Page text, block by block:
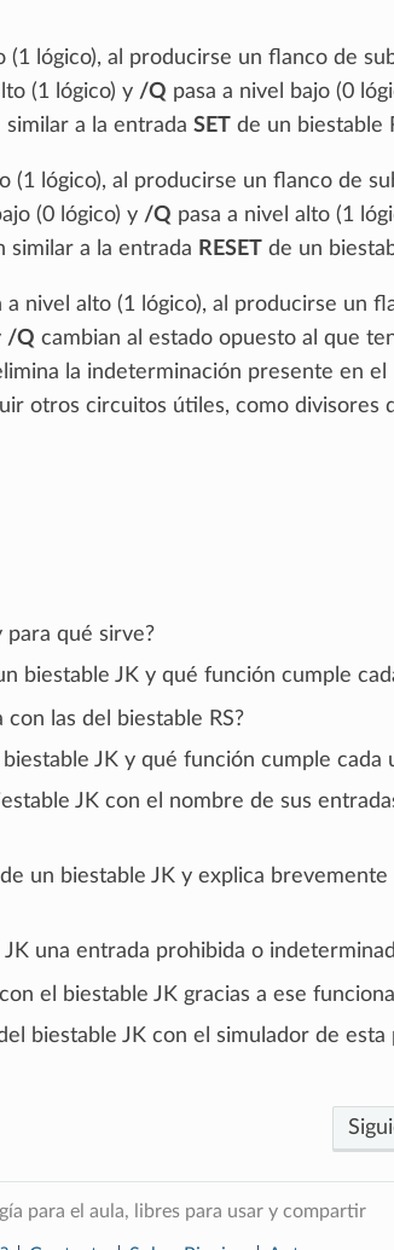
(1 lógico), al producirse un flanco de
(1 lógico) y /Q pasa a nivel bajo (0
a la entrada SET de un biestable
(1 lógico), al producirse un flanco de
(0 lógico) y /Q pasa a nivel alto (1
a la entrada RESET de un
nivel alto (1 lógico), al producirse un
/Q cambian al estado opuesto al que
la indeterminación presente en el
otros circuitos útiles, como divisores
para qué sirve?
biestable JK y qué función cumple
con las del biestable RS?
JK y qué función cumple cada
JK con el nombre de sus
un biestable JK y explica brevemente
una entrada prohibida o
el biestable JK gracias a ese
biestable JK con el simulador de esta
para el aula, libres para usar y compartir